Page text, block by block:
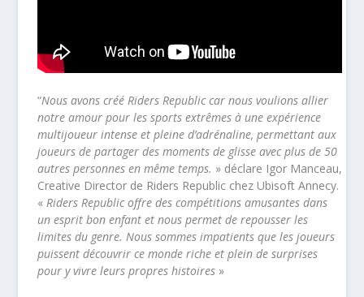
“Nous avons créé Riders Republic car nous voulions allier
notre amour pour les sports extrêmes à une expérience
multijoueur intense et pleine d’adrénaline, permettant aux
joueurs de partager des moments de glisse avec plus de 50
autres personnes en même temps. » déclare Igor Manceau,
Creative Director de Riders Republic chez Ubisoft Annecy.
«Riders Republic offre des compétitions amusantes dans
un esprit bon enfant et nous permet de repousser les
limites du genre. Nous sommes impatients que les joueurs
puissent découvrir ce monde riche et plein de surprises
pour y vivre leurs propres histoires »